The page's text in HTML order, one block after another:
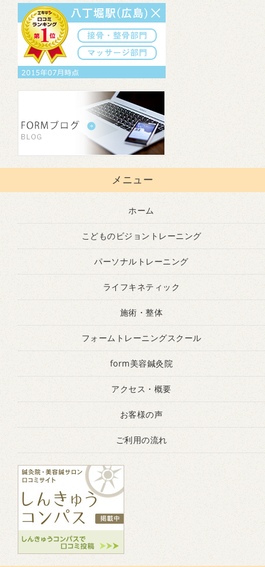
メニュー
ホーム
こどものビジョントレーニング
パーソナルトレーニング
ライフキネティック
施術・整体
フォームトレーニングスクール
form美容鍼灸院
アクセス・概要
お客様の声
ご利用の流れ